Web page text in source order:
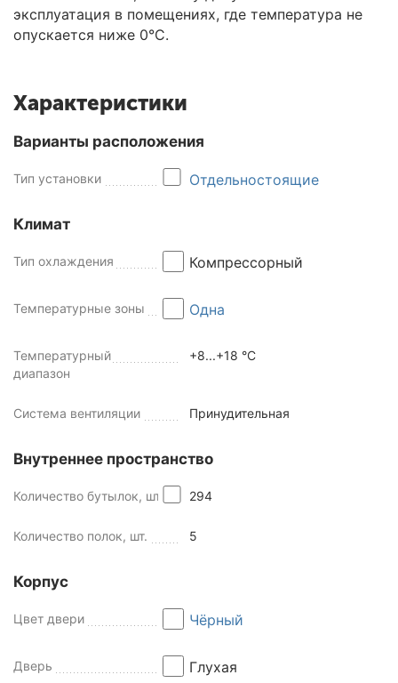
эксплуатация в помещениях, где температура не
опускается ниже 0°С.
Характеристики
Варианты расположения
Тип установки Отдельностоящие
Климат
Тип охлаждения Компрессорный
Температурные зоны Одна
Температурный
диапазон
+8...+18 °C
Система вентиляции Принудительная
Внутреннее пространство
Количество бутылок, шт 294
Количество полок, шт. 5
Корпус
Цвет двери Чёрный
Дверь Глухая